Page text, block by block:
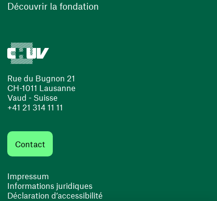
Rue du Bugnon 21
CH-1011 Lausanne
Vaud - Suisse
+41 21 314 11 11
Contact
Impressum
Informations juridiques
Déclaration d’accessibilité
Découvrir la fondation